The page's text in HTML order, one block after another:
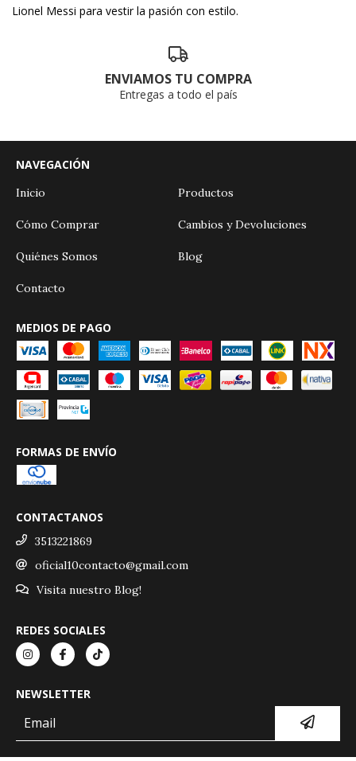
Lionel Messi para vestir la pasión con estilo.
ENVIAMOS TU COMPRA
Entregas a todo el país
NAVEGACIÓN
Inicio Productos
Cómo Comprar Cambios y Devoluciones
Quiénes Somos Blog
Contacto
MEDIOS DE PAGO
FORMAS DE ENVÍO
CONTACTANOS
3513221869
oficial10contacto@gmail.com
Visita nuestro Blog!
REDES SOCIALES
NEWSLETTER